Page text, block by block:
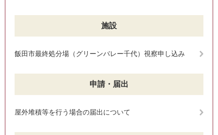
施設
飯田市最終処分場（グリーンバレー千代）視察申し込み
申請・届出
屋外堆積等を行う場合の届出について